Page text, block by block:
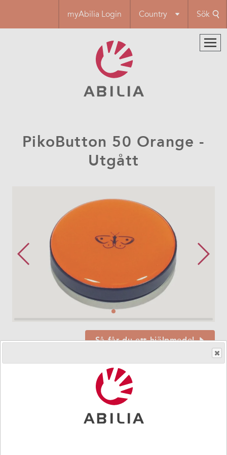
huvudinnehåll
myAbilia Login Country Sök
PikoButton 50 Orange -
Utgått
Så får du ett hjälpmedel
HMS.no. 240918 | Art.nr. 451504
PikoButton är den rejäla manöverkontakten med en
snygg design. Den är mycket robust, tålig och lätt att
använda för tex kommunikation, omgivningskontroll och